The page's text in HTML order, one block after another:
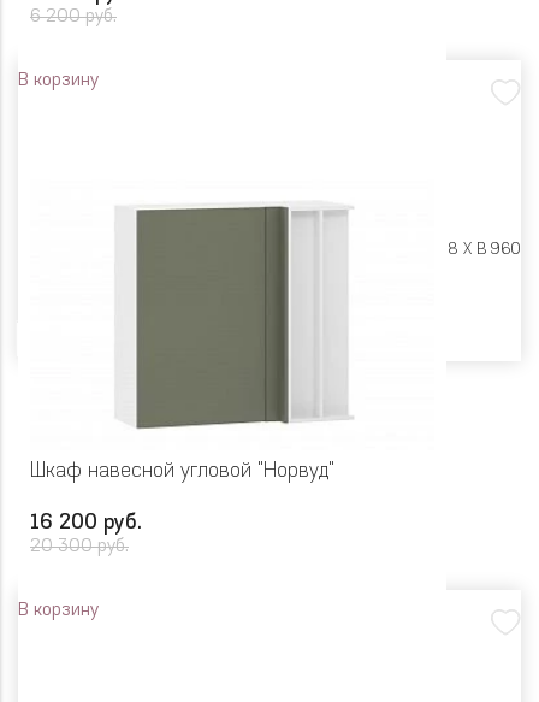
6 200 руб.
В корзину
Ш 300 X Г 318 X В 960
Шкаф навесной угловой "Норвуд"
16 200 руб.
20 300 руб.
В корзину